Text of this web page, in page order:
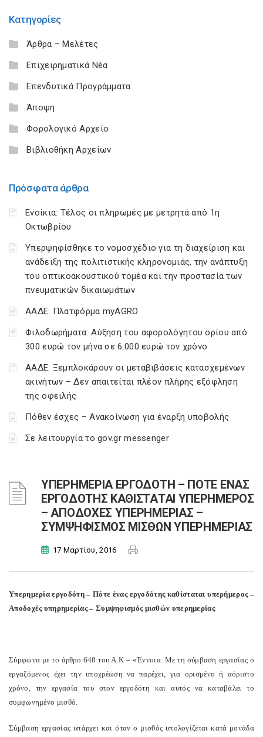
Κατηγορίες
Άρθρα – Μελέτες
Επιχειρηματικά Νέα
Επενδυτικά Προγράμματα
Άποψη
Φορολογικό Αρχείο
Βιβλιοθήκη Αρχείων
Πρόσφατα άρθρα
Ενοίκια: Τέλος οι πληρωμές με μετρητά από 1η
Οκτωβρίου
Υπερψηφίσθηκε το νομοσχέδιο για τη διαχείριση και
ανάδειξη της πολιτιστικής κληρονομιάς, την ανάπτυξη
του οπτικοακουστικού τομέα και την προστασία των
πνευματικών δικαιωμάτων
ΑΑΔΕ: Πλατφόρμα myAGRO
Φιλοδωρήματα: Αύξηση του αφορολόγητου ορίου από
300 ευρώ τον μήνα σε 6.000 ευρώ τον χρόνο
ΑΑΔΕ: Ξεμπλοκάρουν οι μεταβιβάσεις κατασχεμένων
ακινήτων – Δεν απαιτείται πλέον πλήρης εξόφληση
της οφειλής
Πόθεν έσχες – Ανακοίνωση για έναρξη υποβολής
Σε λειτουργία το gov.gr messenger
ΥΠΕΡΗΜΕΡΙΑ ΕΡΓΟΔΟΤΗ – ΠΟΤΕ ΕΝΑΣ
ΕΡΓΟΔΟΤΗΣ ΚΑΘΙΣΤΑΤΑΙ ΥΠΕΡΗΜΕΡΟΣ
– ΑΠΟΔΟΧΕΣ ΥΠΕΡΗΜΕΡΙΑΣ –
ΣΥΜΨΗΦΙΣΜΟΣ ΜΙΣΘΩΝ ΥΠΕΡΗΜΕΡΙΑΣ
17 Μαρτίου, 2016
Υπερημερία εργοδότη – Πότε ένας εργοδότης καθίσταται υπερήμερος –
Αποδοχές υπηρημερίας – Συμψηφισμός μισθών υπερημερίας
Σύμφωνα με το άρθρο 648 του Α.Κ – «Έννοια. Με τη σύμβαση εργασίας ο
εργαζόμενος έχει την υποχρέωση να παρέχει, για ορισμένο ή αόριστο
χρόνο, την εργασία του στον εργοδότη και αυτός να καταβάλει το
συμφωνημένο μισθό.
Σύμβαση εργασίας υπάρχει και όταν ο μισθός υπολογίζεται κατά μονάδα